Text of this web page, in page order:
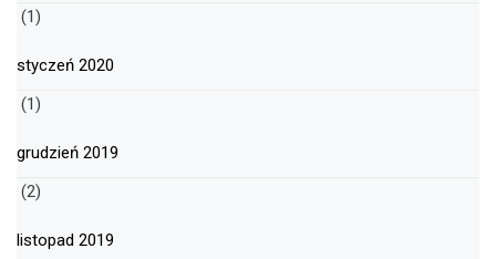
(1)
styczeń 2020
(1)
grudzień 2019
(2)
listopad 2019